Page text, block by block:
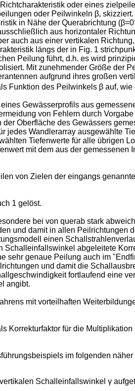
oder eines
oder Peilwinkeln β,
in Nähe der Querabrichtung
aus horizontaler
auch aus einer vertikalen
längs der in Fig. 1
Peilung führt, d.h. es wird
Mit zunehmender Größe der
aufgrund ihres großen
Funktion des Peilwinkels β auf,
Gewässerprofils aus
von Fehlern durch
Oberfläche des Gewässers
jedes Wandlerarray ausgewählte
Tiefenwerte für alle übrigen
mit dem aus der
von Zielen der eingangs
1 gelöst.
bei von querab stark
und damit in allen
einen
abgeleitete
sehr genaue Peilung auch im
und damit die
fortlaufend eine
angibt.
mit vorteilhaften
Korrekturfaktor für die
im folgenden
Schalleinfallswinkel γ